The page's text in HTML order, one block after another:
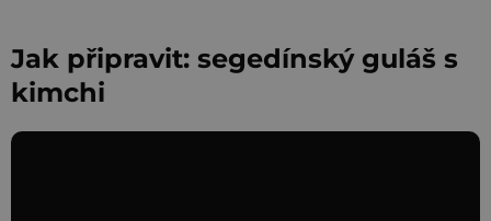
Jak připravit: segedínský guláš s
kimchi